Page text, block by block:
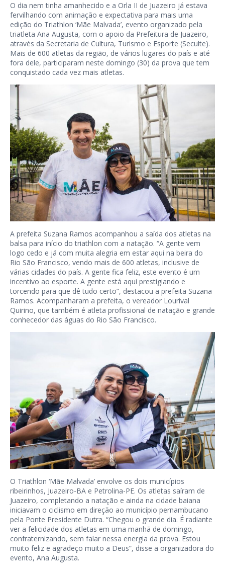
O dia nem tinha amanhecido e a Orla II de Juazeiro já estava
fervilhando com animação e expectativa para mais uma
edição do Triathlon ‘Mãe Malvada’, evento organizado pela
triatleta Ana Augusta, com o apoio da Prefeitura de Juazeiro,
através da Secretaria de Cultura, Turismo e Esporte (Seculte).
Mais de 600 atletas da região, de vários lugares do país e até
fora dele, participaram neste domingo (30) da prova que tem
conquistado cada vez mais atletas.
A prefeita Suzana Ramos acompanhou a saída dos atletas na
balsa para início do triathlon com a natação. “A gente vem
logo cedo e já com muita alegria em estar aqui na beira do
Rio São Francisco, vendo mais de 600 atletas, inclusive de
várias cidades do país. A gente fica feliz, este evento é um
incentivo ao esporte. A gente está aqui prestigiando e
torcendo para que dê tudo certo”, destacou a prefeita Suzana
Ramos. Acompanharam a prefeita, o vereador Lourival
Quirino, que também é atleta profissional de natação e grande
conhecedor das águas do Rio São Francisco.
O Triathlon ‘Mãe Malvada’ envolve os dois municípios
ribeirinhos, Juazeiro-BA e Petrolina-PE. Os atletas saíram de
Juazeiro, completando a natação e ainda na cidade baiana
iniciavam o ciclismo em direção ao município pernambucano
pela Ponte Presidente Dutra. “Chegou o grande dia. É radiante
ver a felicidade dos atletas em uma manhã de domingo,
confraternizando, sem falar nessa energia da prova. Estou
muito feliz e agradeço muito a Deus”, disse a organizadora do
evento, Ana Augusta.